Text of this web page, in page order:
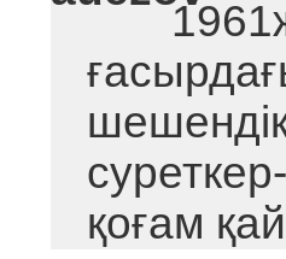
қоғам